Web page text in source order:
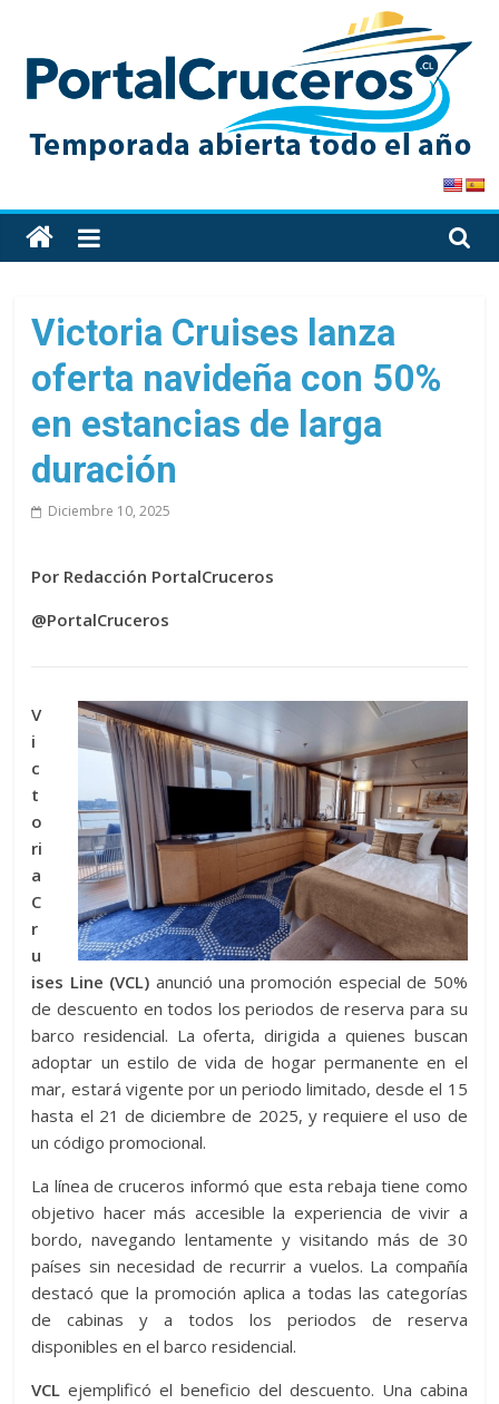
content
PortalCruceros
Toda
la
de
cruceros
en
solo
sitio
Victoria Cruises lanza
oferta navideña con 50%
en estancias de larga
duración
Diciembre 10, 2025
Por Redacción PortalCruceros
@PortalCruceros
V
i
c
t
o
ri
a
C
r
u
ises Line (VCL) anunció una promoción especial de 50%
de descuento en todos los periodos de reserva para su
barco residencial. La oferta, dirigida a quienes buscan
adoptar un estilo de vida de hogar permanente en el
mar, estará vigente por un periodo limitado, desde el 15
hasta el 21 de diciembre de 2025, y requiere el uso de
un código promocional.
La línea de cruceros informó que esta rebaja tiene como
objetivo hacer más accesible la experiencia de vivir a
bordo, navegando lentamente y visitando más de 30
países sin necesidad de recurrir a vuelos. La compañía
destacó que la promoción aplica a todas las categorías
de cabinas y a todos los periodos de reserva
disponibles en el barco residencial.
VCL ejemplificó el beneficio del descuento. Una cabina